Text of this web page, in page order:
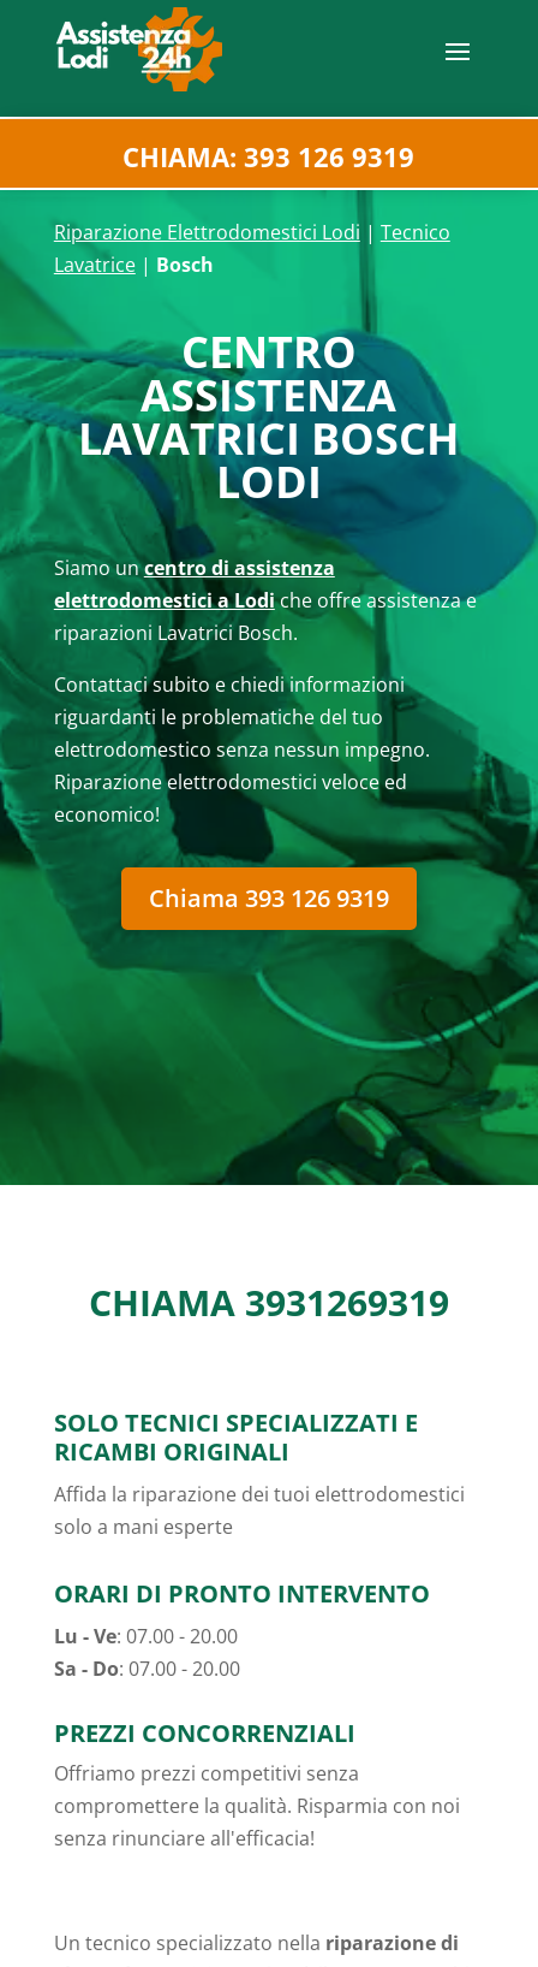
CHIAMA: 393 126 9319
Riparazione Elettrodomestici Lodi | Tecnico
Lavatrice| Bosch
CENTRO
ASSISTENZA
LAVATRICI BOSCH
LODI
Siamo uncentro di assistenza
elettrodomestici a Lodiche offre assistenza e
riparazioni Lavatrici Bosch.
Contattaci subito e chiedi informazioni
riguardanti le problematiche del tuo
elettrodomestico senza nessun impegno.
Riparazione elettrodomestici veloce ed
economico!
Chiama 393 126 9319
CHIAMA 3931269319
SOLO TECNICI SPECIALIZZATI E
RICAMBI ORIGINALI
Affida la riparazione dei tuoi elettrodomestici
solo a mani esperte
ORARI DI PRONTO INTERVENTO
Lu - Ve: 07.00 - 20.00
Sa - Do: 07.00 - 20.00
PREZZI CONCORRENZIALI
Offriamo prezzi competitivi senza
compromettere la qualità. Risparmia con noi
senza rinunciare all'efficacia!
Un tecnico specializzato nella riparazione di